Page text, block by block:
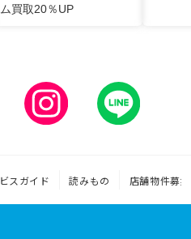
ム買取20％UP
スガイド 読みもの 店舗物件募集